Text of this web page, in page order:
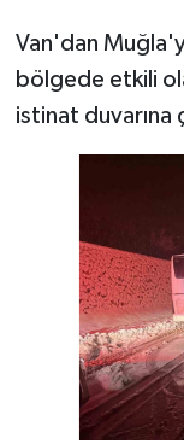
Van'dan
bölgede etkili
istinat duvarına